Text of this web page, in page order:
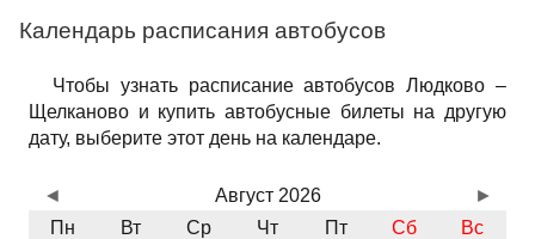
Календарь расписания автобусов
Чтобы узнать расписание автобусов Людково –
Щелканово и купить автобусные билеты на другую
дату, выберите этот день на календаре.
Август 2026
Пн
Вт Ср Чт Пт Сб
Вс
◄ ►